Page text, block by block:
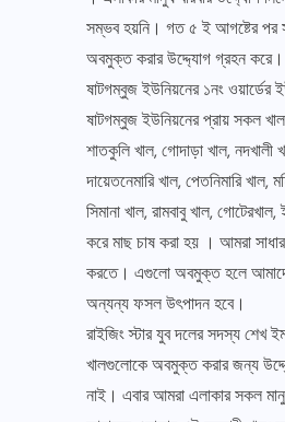
সম্ভব হয়নি। গত ৫ ই আগষ্টের পর
অবমুক্ত করার উদ্দ্যোগ গ্রহন করে।
ষাটগম্বুজ ইউনিয়নের ১নং ওয়ার্ডের
ষাটগম্বুজ ইউনিয়নের প্রায় সকল
শাতকুলি খাল, গোদাড়া খাল, নদখালী
দায়েতনেমারি খাল, পেতনিমারি
সিমানা খাল, রামবাবু খাল,
করে মাছ চাষ করা হয় । আমরা
করতে। এগুলো অবমুক্ত হলে
অন্যন্য ফসল উৎপাদন হবে।
রাইজিং স্টার যুব দলের সদস্য শেখ
খালগুলোকে অবমুক্ত করার জন্য
নাই। এবার আমরা এলাকার সকল